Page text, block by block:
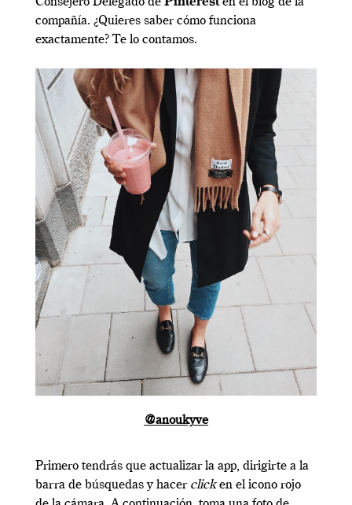
compañía. ¿Quieres saber cómo funciona
exactamente? Te lo contamos.
@anoukyve
Primero tendrás que actualizar la app, dirigirte a la
barra de búsquedas y hacer clicken el icono rojo